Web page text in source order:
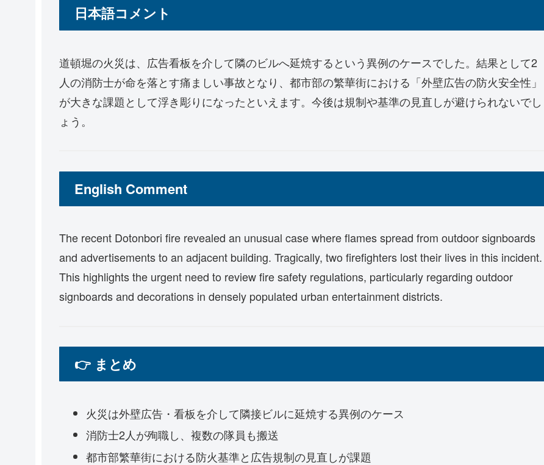
日本語コメント
道頓堀の火災は、広告看板を介して隣のビルへ延焼するという異例のケースでした。結果として2
人の消防士が命を落とす痛ましい事故となり、都市部の繁華街における「外壁広告の防火安全性」
が大きな課題として浮き彫りになったといえます。今後は規制や基準の見直しが避けられないでし
ょう。
English Comment
The recent Dotonbori fire revealed an unusual case where flames spread from outdoor signboards
and advertisements to an adjacent building. Tragically, two firefighters lost their lives in this incident.
This highlights the urgent need to review fire safety regulations, particularly regarding outdoor
signboards and decorations in densely populated urban entertainment districts.
👉 まとめ
火災は外壁広告・看板を介して隣接ビルに延焼する異例のケース
消防士2人が殉職し、複数の隊員も搬送
都市部繁華街における防火基準と広告規制の見直しが課題